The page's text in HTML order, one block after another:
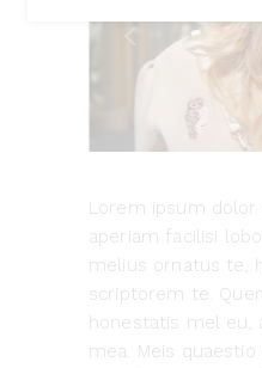
Lorem ipsum
aperiam facilisi
melius ornatus te,
scriptorem te.
honestatis mel eu,
mea. Meis